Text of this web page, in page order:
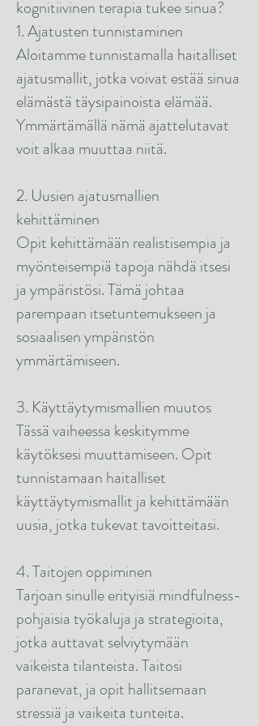
kognitiivinen terapia tukee sinua?
1. Ajatusten tunnistaminen
Aloitamme tunnistamalla haitalliset
ajatusmallit, jotka voivat estää sinua
elämästä täysipainoista elämää.
Ymmärtämällä nämä ajattelutavat
voit alkaa muuttaa niitä.
2. Uusien ajatusmallien
kehittäminen
Opit kehittämään realistisempia ja
myönteisempiä tapoja nähdä itsesi
ja ympäristösi. Tämä johtaa
parempaan itsetuntemukseen ja
sosiaalisen ympäristön
ymmärtämiseen.
3. Käyttäytymismallien muutos
Tässä vaiheessa keskitymme
käytöksesi muuttamiseen. Opit
tunnistamaan haitalliset
käyttäytymismallit ja kehittämään
uusia, jotka tukevat tavoitteitasi.
4. Taitojen oppiminen
Tarjoan sinulle erityisiä mindfulness-
pohjaisia työkaluja ja strategioita,
jotka auttavat selviytymään
vaikeista tilanteista. Taitosi
paranevat, ja opit hallitsemaan
stressiä ja vaikeita tunteita.